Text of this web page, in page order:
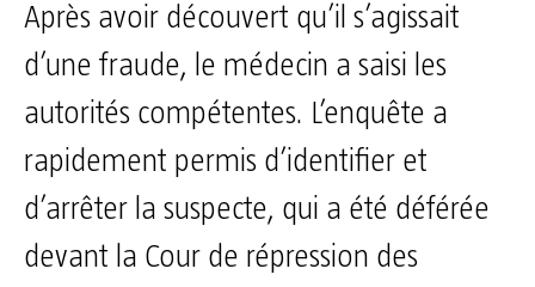
Après avoir découvert qu’il s’agissait
d’une fraude, le médecin a saisi les
autorités compétentes. L’enquête a
rapidement permis d’identifier et
d’arrêter la suspecte, qui a été déférée
devant la Cour de répression des